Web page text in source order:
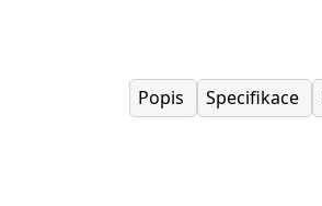
Popis Specifikace